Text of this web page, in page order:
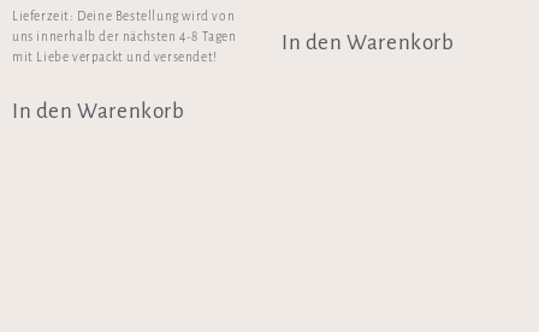
Lieferzeit: Deine Bestellung wird von
uns innerhalb der nächsten 4-8 Tagen
mit Liebe verpackt und versendet!
In den Warenkorb
In den Warenkorb